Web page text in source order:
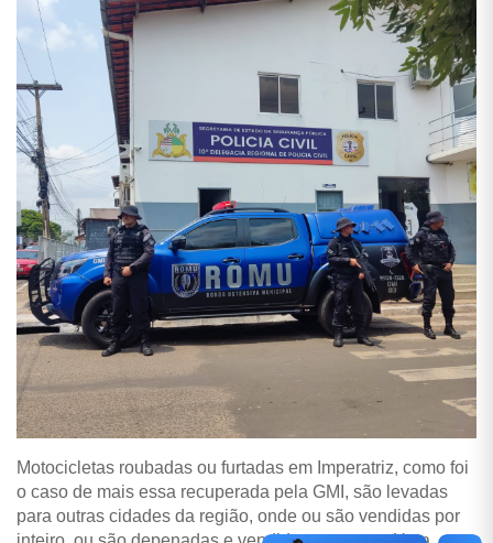
Motocicletas roubadas ou furtadas em Imperatriz, como foi
o caso de mais essa recuperada pela GMI, são levadas
para outras cidades da região, onde ou são vendidas por